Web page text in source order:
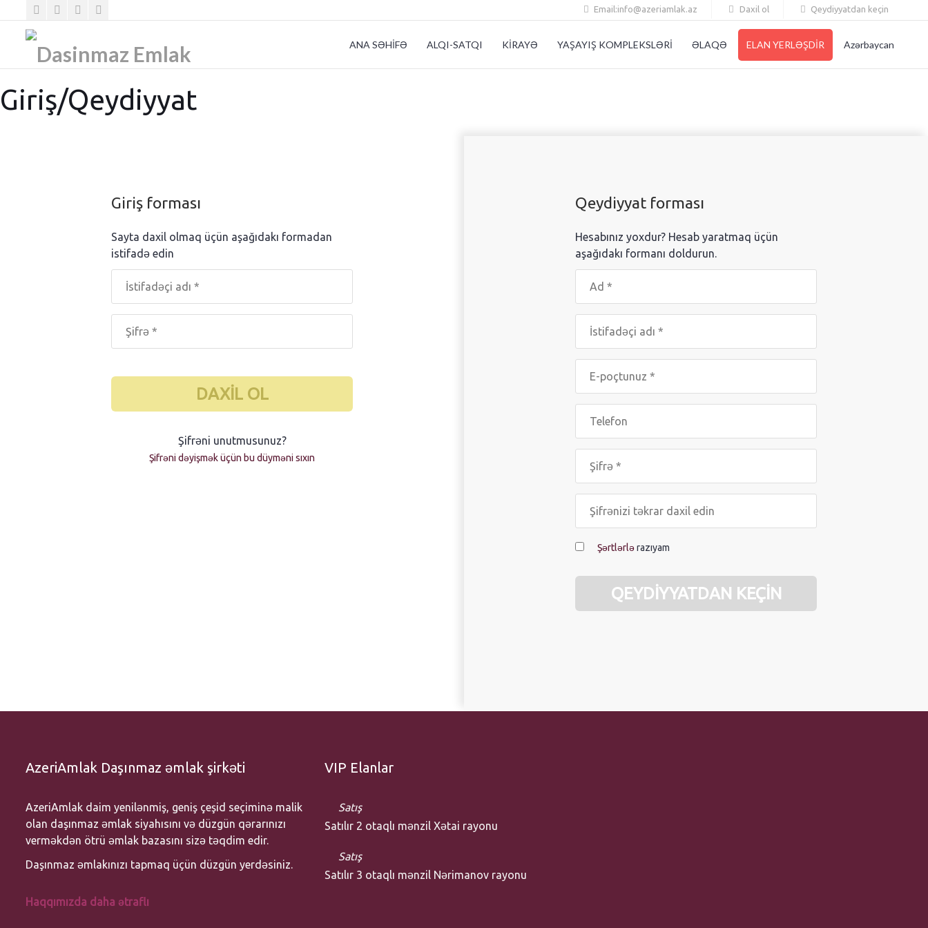
Email:info@azeriamlak.az Daxil ol Qeydiyyatdan keçin
ANA SƏHİFƏ ALQI-SATQI KİRAYƏ YAŞAYIŞ KOMPLEKSLƏRİ ƏLAQƏ ELAN YERLƏŞDİR Azərbaycan
Giriş/Qeydiyyat
Giriş forması
Sayta daxil olmaq üçün aşağıdakı formadan
istifadə edin
DAXIL OL
Şifrəni unutmusunuz?
Şifrəni dəyişmək üçün bu düyməni sıxın
Qeydiyyat forması
Hesabınız yoxdur? Hesab yaratmaq üçün
aşağıdakı formanı doldurun.
Şərtlərlərazıyam
QEYDIYYATDAN KEÇIN
AzeriAmlak Daşınmaz əmlak şirkəti
AzeriAmlak daim yenilənmiş, geniş çeşid seçiminə malik
olan daşınmaz əmlak siyahısını və düzgün qərarınızı
verməkdən ötrü əmlak bazasını sizə təqdim edir.
Daşınmaz əmlakınızı tapmaq üçün düzgün yerdəsiniz.
Haqqımızda daha ətraflı
VIP Elanlar
Satış
Satılır 2 otaqlı mənzil Xətai rayonu
Satış
Satılır 3 otaqlı mənzil Nərimanov rayonu